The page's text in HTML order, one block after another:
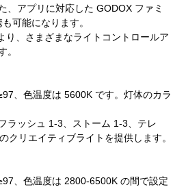
、アプリに対応した GODOX ファミ
可能になります。
り、さまざまなライトコントロールア
。
、色温度は 5600K です。灯体のカラ
ラッシュ 1-3、ストーム 1-3、テレ
クリエイティブライトを提供します。
、色温度は 2800-6500K の間で設定